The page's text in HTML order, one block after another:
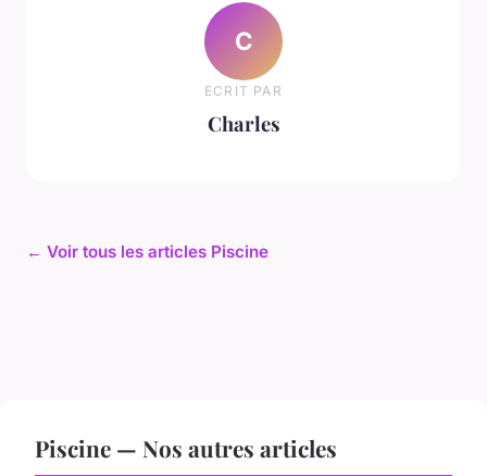
C
ECRIT PAR
Charles
← Voir tous les articles Piscine
Piscine — Nos autres articles